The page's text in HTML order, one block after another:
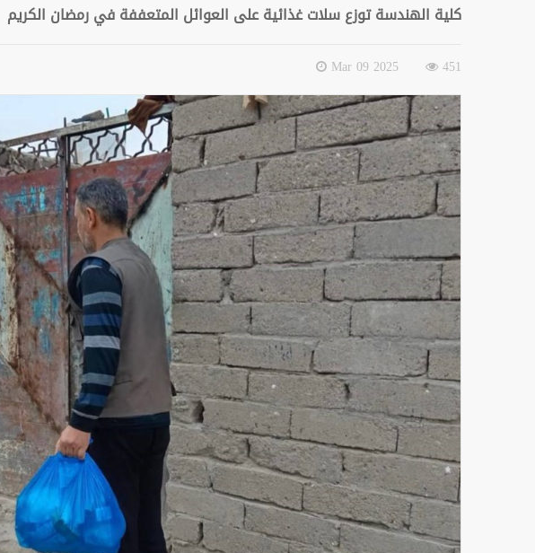
كلية الهندسة توزع سلات غذائية على العوائل المتعففة في رمضان الكريم
451
2025 Mar 09